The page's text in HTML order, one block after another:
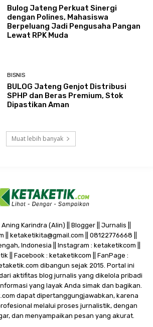
Bulog Jateng Perkuat Sinergi
dengan Polines, Mahasiswa
Berpeluang Jadi Pengusaha Pangan
Lewat RPK Muda
BISNIS
BULOG Jateng Genjot Distribusi
SPHP dan Beras Premium, Stok
Dipastikan Aman
Muat lebih banyak
Aning Karindra (Alin) || Blogger || Jurnalis ||
|| ketaketikita@gmail.com || 08122776668 ||
Indonesia || Instagram : ketaketikcom ||
|| Facebook : ketaketikcom || FanPage :
dibangun sejak 2015. Portal ini
aktifitas blog jurnalis yang dikelola pribadi
yang layak Anda simak dan bagikan.
dapat dipertanggungjawabkan, karena
melalui proses jurnalistik, dengan
dan menyampaikan pesan yang akurat.